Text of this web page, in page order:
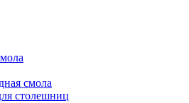
смола
столешниц